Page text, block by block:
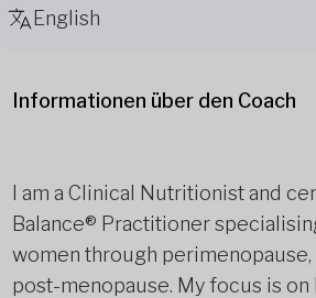
English
Informationen über den Coach
I am a Clinical Nutritionist and
Balance® Practitioner
women through perimenopause,
post-menopause. My focus is on